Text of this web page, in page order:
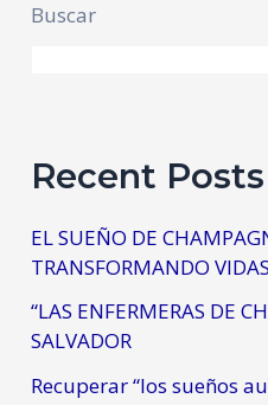
Buscar
Recent Posts
EL SUEÑO DE
TRANSFORMANDO VIDAS
“LAS ENFERMERAS DE
SALVADOR
Recuperar “los sueños